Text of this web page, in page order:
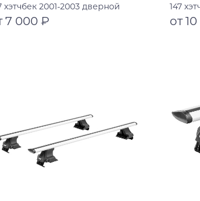
хэтчбек 2001-2003 дверной
аэродинамический
7 000 ₽
147
проем
от